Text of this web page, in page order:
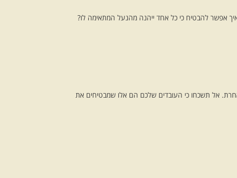
אפשר להבטיח כי כל אחד ייהנה מהנעל המתאימה לו?
אל תשכחו כי העובדים שלכם הם אלו שמבטיחים את